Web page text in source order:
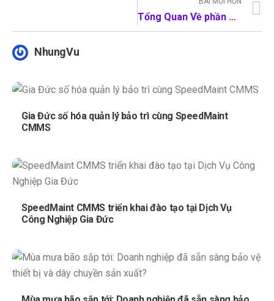
Tổng Quan Về phần mềm CMMS SpeedMaint
NhungVu
Gia Đức số hóa quản lý bảo trì cùng SpeedMaint
CMMS
SpeedMaint CMMS triển khai đào tạo tại Dịch Vụ
Công Nghiệp Gia Đức